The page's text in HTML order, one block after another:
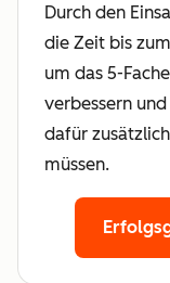
Durch den
die Zeit bis
um das 5-
verbessern
dafür
müssen.